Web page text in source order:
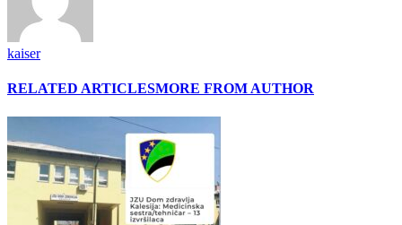
kaiser
RELATED ARTICLESMORE FROM AUTHOR